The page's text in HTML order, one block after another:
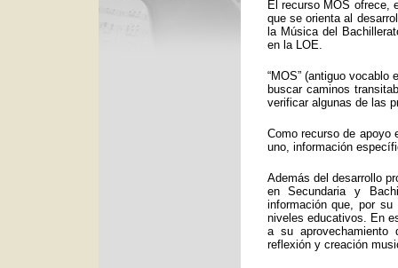
El recurso MOS ofrece,
que se orienta al
la Música del
en la LOE.
“MOS” (antiguo
buscar caminos
verificar algunas de las
Como recurso de
uno, información
Además del desarrollo
en Secundaria y
información que, por
niveles educativos. En
a su aprovechamiento
reflexión y creación